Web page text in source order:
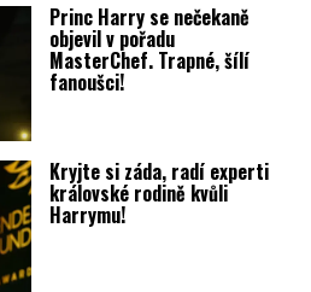
Princ Harry se nečekaně
objevil v pořadu
MasterChef. Trapné, šílí
fanoušci!
Kryjte si záda, radí experti
královské rodině kvůli
Harrymu!